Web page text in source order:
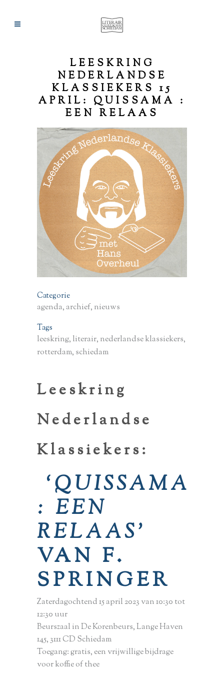
LEESKRING
NEDERLANDSE
KLASSIEKERS 15
APRIL: QUISSAMA :
EEN RELAAS
Categorie
agenda, archief, nieuws
Tags
leeskring, literair, nederlandse klassiekers,
rotterdam, schiedam
Leeskring
Nederlandse
Klassiekers:
‘QUISSAMA
: EEN
RELAAS’
VAN F.
SPRINGER
Zaterdagochtend 15 april 2023 van 10:30 tot
12:30 uur
Beurszaal in De Korenbeurs, Lange Haven
145, 3111 CD Schiedam
Toegang: gratis, een vrijwillige bijdrage
voor koffie of thee